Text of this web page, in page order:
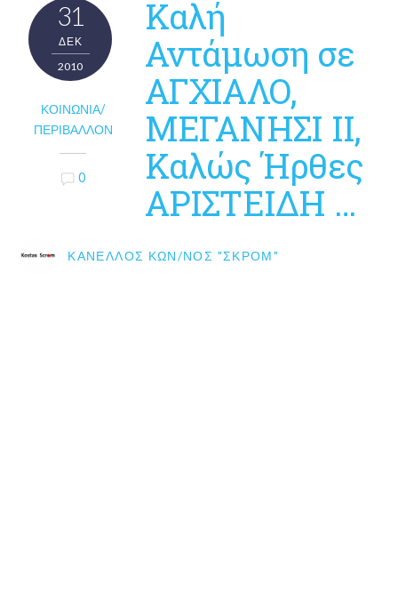
31
ΔΕΚ
2010
ΚΟΙΝΩΝΊΑ/
ΠΕΡΙΒΆΛΛΟΝ
0
Καλή
Αντάμωση σε
ΑΓΧΙΑΛΟ,
ΜΕΓΑΝΗΣΙ ΙΙ,
Καλώς Ήρθες
ΑΡΙΣΤΕΙΔΗ …
ΚΑΝΈΛΛΟΣ ΚΩΝ/ΝΟΣ "ΣΚΡΟΜ"